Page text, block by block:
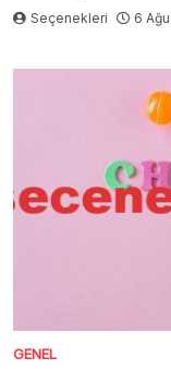
Seçenekleri 6
GENEL